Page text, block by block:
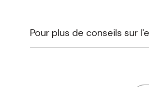
Pour plus de conseils sur